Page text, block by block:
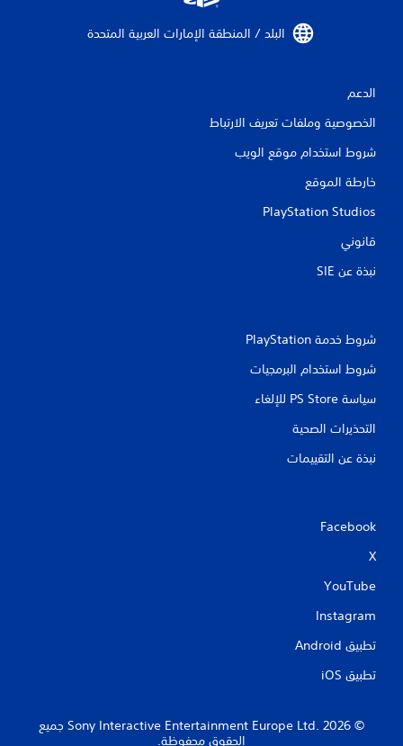
البلد / المنطقة الإمارات العربية المتحدة‏
الدعم
الخصوصية وملفات تعريف الارتباط
شروط استخدام موقع الويب
خارطة الموقع
PlayStation Studios
قانوني
نبذة عن SIE‏
شروط خدمة PlayStation‏
شروط استخدام البرمجيات
سياسة PS Store للإلغاء
التحذيرات الصحية
نبذة عن التقييمات
Facebook
X
YouTube
Instagram
تطبيق Android‏
تطبيق iOS‏
‏© 2026 Sony Interactive Entertainment Europe Ltd.‎ جميع
الحقوق محفوظة.